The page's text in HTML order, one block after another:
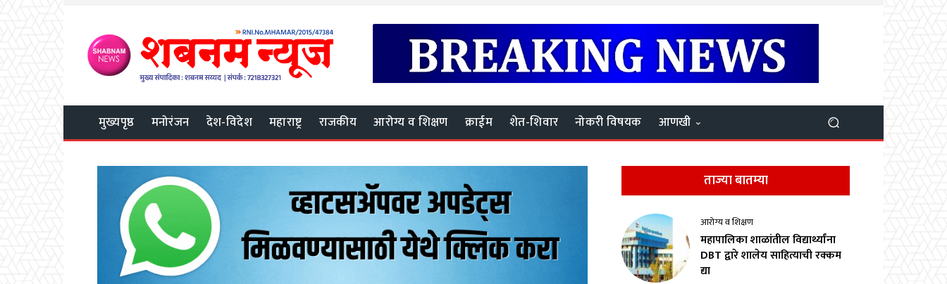
मुख्यपृष्ठ मनोरंजन देश-विदेश महाराष्ट्र राजकीय आरोग्य व शिक्षण क्राईम शेत-शिवार नोकरी विषयक आणखी
ताज्या बातम्या
आरोग्य व शिक्षण
महापालिका शाळांतील विद्यार्थ्यांना
DBT द्वारे शालेय साहित्याची रक्कम
द्या